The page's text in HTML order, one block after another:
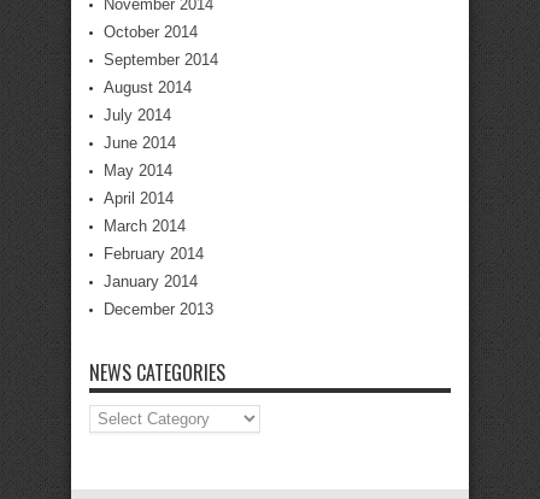
November 2014
October 2014
September 2014
August 2014
July 2014
June 2014
May 2014
April 2014
March 2014
February 2014
January 2014
December 2013
NEWS CATEGORIES
News
Categories